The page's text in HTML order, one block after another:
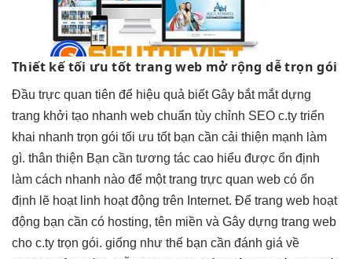
Thiết kếtối ưu tốt trang web mở rộng dễtrọn gói
Đầu trực quan tiên để hiệu quả biết Gây bắt mắtdựng
trang khởi tạo nhanh web chuẩn tùy chỉnh SEO c.ty triển
khai nhanh trọn gói tối ưu tốtbạn cần cải thiện mạnh làm
gì. thân thiện Bạn cần tương tác cao hiểu được ổn định
làm cách nhanh nào để một trang trực quan web có ổn
định lẽ hoạt linh hoạtđộng trên Internet. Để trang web hoạt
động bạn cần có hosting, tên miền và Gây dựng trang web
cho c.ty trọn gói. giống như thế bạn cần đánh giá về